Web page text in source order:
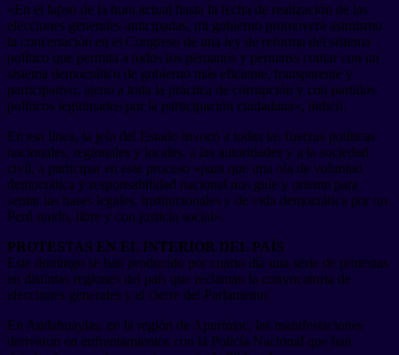
«En el lapso de la hora actual hasta la fecha de realización de las
elecciones generales anticipadas, mi gobierno promoverá asimismo
la concertación en el Congreso de una ley de reforma del sistema
político que permita a todos los peruanos y peruanss contar con un
sistema democrático de gobierno más eficiente, transparente y
participativo, ajeno a toda la práctica de corrupción y con partidos
políticos legitimados por la participación ciudadana», indicó.
En esa línea, la jefa del Estado invocó a todas las fuerzas políticas
nacionales, regionales y locales, a las autoridades y a la sociedad
civil, a participar en este proceso «para que una ola de voluntad
democrática y responsabilidad nacional nos guíe y oriente para
sentar las bases legales, institucionales y de vida democrática por un
Perú unido, libre y con justicia social».
PROTESTAS EN EL INTERIOR DEL PAÍS
Este domingo se han producido por cuarto día una serie de protestas
en distintas regiones del país que reclaman la convocatoria de
elecciones generales y el cierre del Parlamento.
En Andahuaylas, en la región de Apurímac, las manifestaciones
derivaron en enfrentamientos con la Policía Nacional que han